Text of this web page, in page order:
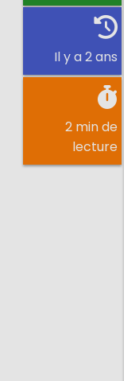
Il y a 2 ans
2 min de
lecture